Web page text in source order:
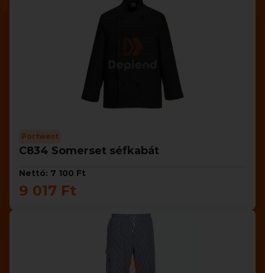
Portwest
C834 Somerset séfkabát
Nettó: 7 100 Ft
9 017 Ft